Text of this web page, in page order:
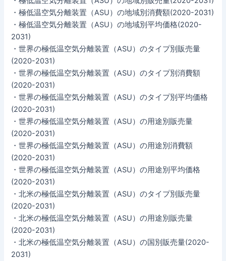
・極低温空気分離装置（ASU）の地域別消費額(2020-2031)
・極低温空気分離装置（ASU）の地域別平均価格(2020-
2031)
・世界の極低温空気分離装置（ASU）のタイプ別販売量
(2020-2031)
・世界の極低温空気分離装置（ASU）のタイプ別消費額
(2020-2031)
・世界の極低温空気分離装置（ASU）のタイプ別平均価格
(2020-2031)
・世界の極低温空気分離装置（ASU）の用途別販売量
(2020-2031)
・世界の極低温空気分離装置（ASU）の用途別消費額
(2020-2031)
・世界の極低温空気分離装置（ASU）の用途別平均価格
(2020-2031)
・北米の極低温空気分離装置（ASU）のタイプ別販売量
(2020-2031)
・北米の極低温空気分離装置（ASU）の用途別販売量
(2020-2031)
・北米の極低温空気分離装置（ASU）の国別販売量(2020-
2031)